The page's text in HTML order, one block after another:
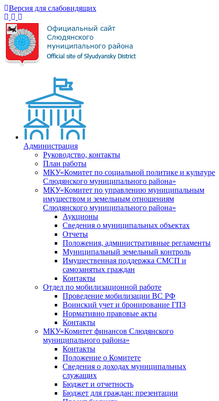
Версия для слабовидящих
Администрация
Руководство, контакты
План работы
МКУ«Комитет по социальной политике и культуре
Слюдянского муниципального района»
МКУ«Комитет по управлению муниципальным
имуществом и земельным отношениям
Слюдянского муниципального района»
Аукционы
Сведения о муниципальных объектах
Отчеты
Положения, административные регламенты
Муниципальный земельный контроль
Имущественная поддержка СМСП и
самозанятых граждан
Контакты
Отдел по мобилизационной работе
Проведение мобилизации ВС РФ
Воинский учет и бронирование ГПЗ
Нормативно правовые акты
Контакты
МКУ«Комитет финансов Слюдянского
муниципального района»
Контакты
Положение о Комитете
Сведения о доходах муниципальных
служащих
Бюджет и отчетность
Бюджет для граждан: презентации